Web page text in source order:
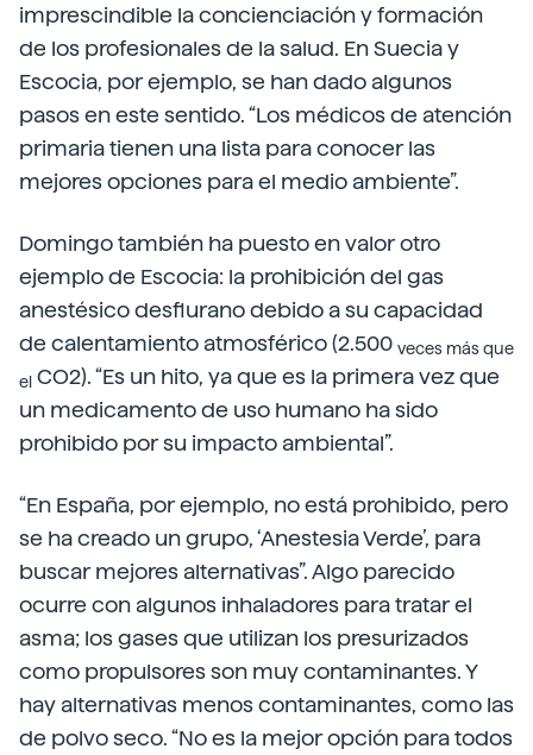
imprescindible la concienciación y formación
de los profesionales de la salud. En Suecia y
Escocia, por ejemplo, se han dado algunos
pasos en este sentido. “Los médicos de atención
primaria tienen una lista para conocer las
mejores opciones para el medio ambiente”.
Domingo también ha puesto en valor otro
ejemplo de Escocia: la prohibición del gas
anestésico desflurano debido a su capacidad
de calentamiento atmosférico (2.500 veces más que
el CO2). “Es un hito, ya que es la primera vez que
un medicamento de uso humano ha sido
prohibido por su impacto ambiental”.
“En España, por ejemplo, no está prohibido, pero
se ha creado un grupo, ‘Anestesia Verde’, para
buscar mejores alternativas”. Algo parecido
ocurre con algunos inhaladores para tratar el
asma; los gases que utilizan los presurizados
como propulsores son muy contaminantes. Y
hay alternativas menos contaminantes, como las
de polvo seco. “No es la mejor opción para todos